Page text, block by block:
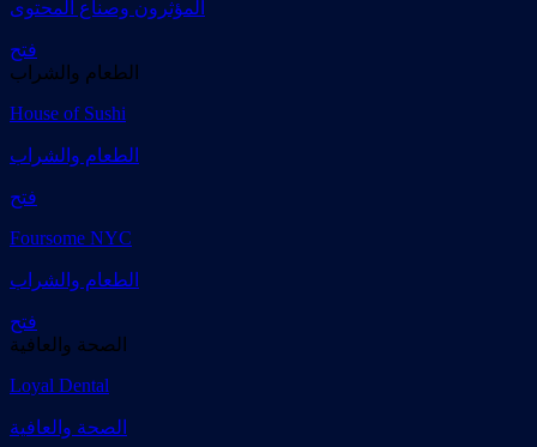
المؤثرون وصناع المحتوى
فتح
الطعام والشراب
House of Sushi
الطعام والشراب
فتح
Foursome NYC
الطعام والشراب
فتح
الصحة والعافية
Loyal Dental
الصحة والعافية